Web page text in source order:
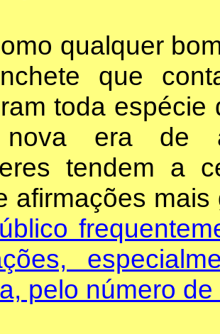
qualquer
que
toda
era de
tendem a
afirmações
pelo número